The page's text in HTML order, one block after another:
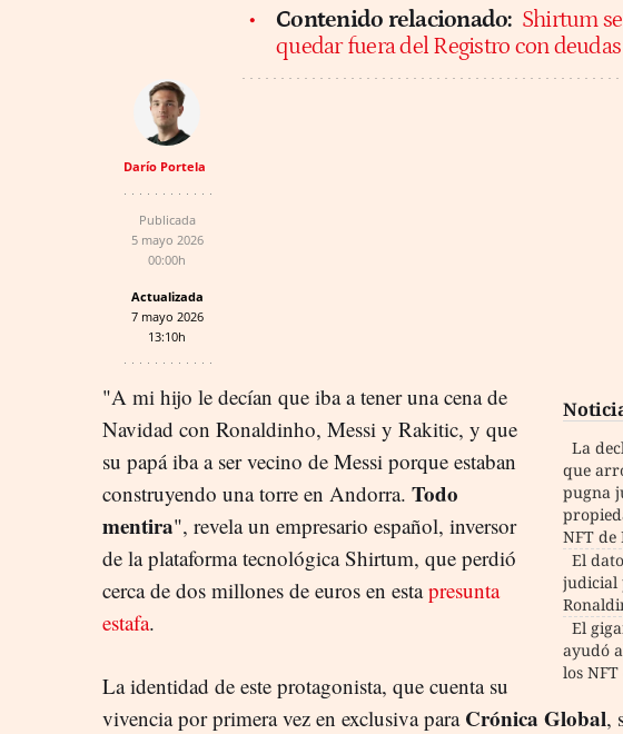
Contenido relacionado: Shirtum
quedar fuera del Registro con
Darío Portela
Publicada
5 mayo 2026
00:00h
Actualizada
7 mayo 2026
13:10h
La
que
pugna
NFT de
El
judicial
El
ayudó
los
"A mi hijo le decían que iba a tener una cena de
Navidad con Ronaldinho, Messi y Rakitic, y que
su papá iba a ser vecino de Messi porque estaban
construyendo una torre en Andorra. Todo
mentira", revela un empresario español, inversor
de la plataforma tecnológica Shirtum, que perdió
cerca de dos millones de euros en estapresunta
estafa.
La identidad de este protagonista, que cuenta su
vivencia por primera vez en exclusiva para Crónica Global,